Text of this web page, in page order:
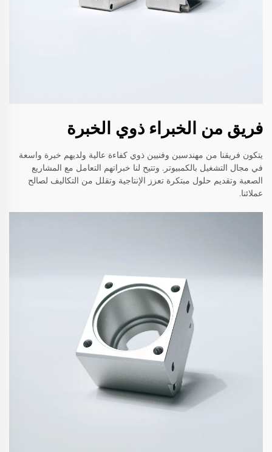
فريق من الخبراء ذوي الخبرة
يتكون فريقنا من مهندسين وفنيين ذوي كفاءة عالية ولديهم خبرة واسعة
في مجال التشغيل بالكمبيوتر. وتتيح لنا خبراتهم التعامل مع المشاريع
الصعبة وتقديم حلول مبتكرة تعزز الإنتاجية وتقلل من التكاليف لصالح
عملائنا.